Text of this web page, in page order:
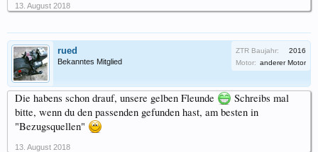
13. August 2018
rued
Bekanntes Mitglied
ZTR Baujahr:
2016
Motor: anderer Motor
Die habens schon drauf, unsere gelben Fleunde
Schreibs mal
bitte, wenn du den passenden gefunden hast, am besten in
"Bezugsquellen"
13. August 2018